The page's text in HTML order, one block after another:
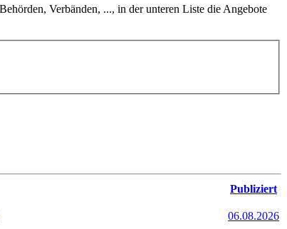
Verbänden, ..., in der unteren Liste die Angebote
Publiziert
06.08.2026